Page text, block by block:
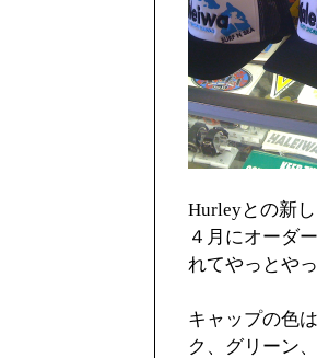
Hurleyとの新
４月にオーダ
れてやっとや
キャップの色
ク、グリーン